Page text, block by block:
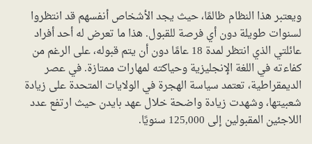
ويعتبر هذا النظام ظالمًا، حيث يجد الأشخاص أنفسهم قد انتظروا
لسنوات طويلة دون أي فرصة للقبول. هذا ما تعرض له أحد أفراد
عائلتي الذي انتظر لمدة 18 عامًا دون أن يتم قبوله، على الرغم من
كفاءته في اللغة الإنجليزية وحياكته لمهارات ممتازة. في عصر
الديمقراطية، تعتمد سياسة الهجرة في الولايات المتحدة على زيادة
شعبيتها، وشهدت زيادة واضحة خلال عهد بايدن حيث ارتفع عدد
اللاجئين المقبولين إلى 125,000 سنويًا.